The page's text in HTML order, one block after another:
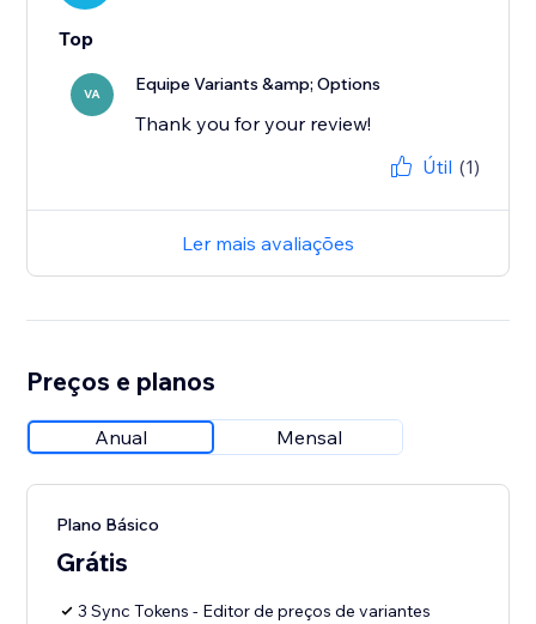
Top
VA Equipe Variants &amp; Options
Thank you for your review!
Útil (1)
Ler mais avaliações
Preços e planos
Anual Mensal
Plano Básico
Grátis
3 Sync Tokens - Editor de preços de variantes